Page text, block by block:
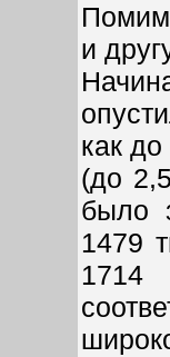
и
как
(до
было
1479
1714